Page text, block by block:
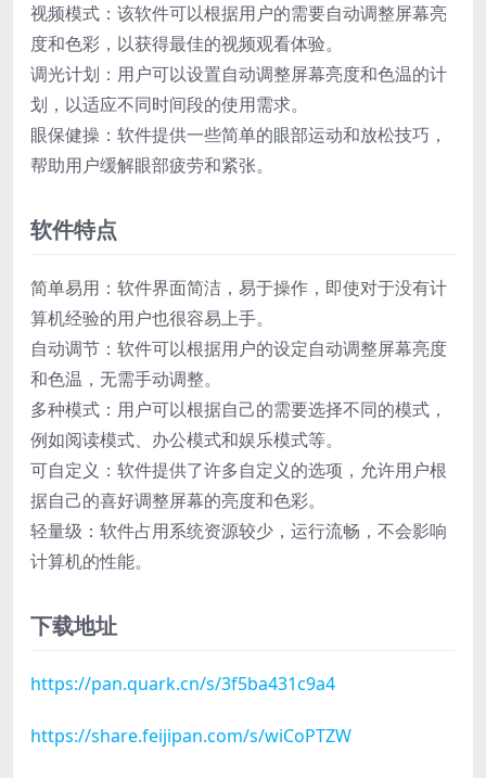
视频模式：该软件可以根据用户的需要自动调整屏幕亮
度和色彩，以获得最佳的视频观看体验。
调光计划：用户可以设置自动调整屏幕亮度和色温的计
划，以适应不同时间段的使用需求。
眼保健操：软件提供一些简单的眼部运动和放松技巧，
帮助用户缓解眼部疲劳和紧张。
软件特点
简单易用：软件界面简洁，易于操作，即使对于没有计
算机经验的用户也很容易上手。
自动调节：软件可以根据用户的设定自动调整屏幕亮度
和色温，无需手动调整。
多种模式：用户可以根据自己的需要选择不同的模式，
例如阅读模式、办公模式和娱乐模式等。
可自定义：软件提供了许多自定义的选项，允许用户根
据自己的喜好调整屏幕的亮度和色彩。
轻量级：软件占用系统资源较少，运行流畅，不会影响
计算机的性能。
下载地址
https://pan.quark.cn/s/3f5ba431c9a4
https://share.feijipan.com/s/wiCoPTZW